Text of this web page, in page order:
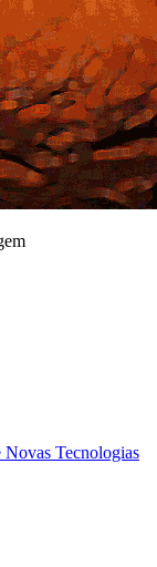
Novas Tecnologias